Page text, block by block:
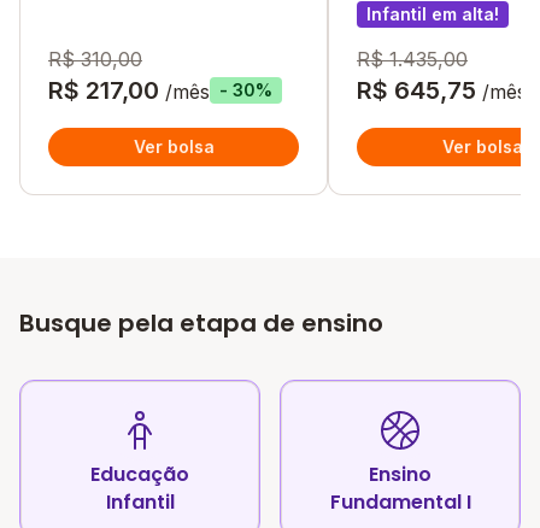
R$ 310,00
R$ 217,00 /mês - 30%
Ver bolsa
Infantil em alta!
R$ 1.435,00
R$ 645,75 /mês
Ver bolsa
Busque pela etapa de ensino
Educação
Infantil
Ensino
Fundamental I